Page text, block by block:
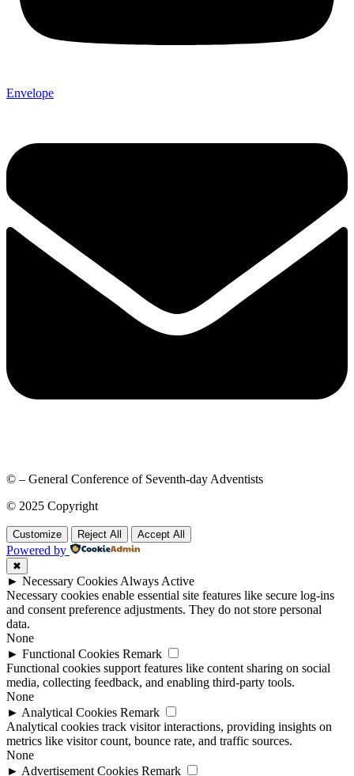
Envelope
© – General Conference of Seventh-day Adventists
© 2025 Copyright
Customize Reject All Accept All
Powered by
✖
► Necessary Cookies Always Active
Necessary cookies enable essential site features like secure log-ins
and consent preference adjustments. They do not store personal
data.
None
► Functional Cookies Remark
Functional cookies support features like content sharing on social
media, collecting feedback, and enabling third-party tools.
None
► Analytical Cookies Remark
Analytical cookies track visitor interactions, providing insights on
metrics like visitor count, bounce rate, and traffic sources.
None
► Advertisement Cookies Remark